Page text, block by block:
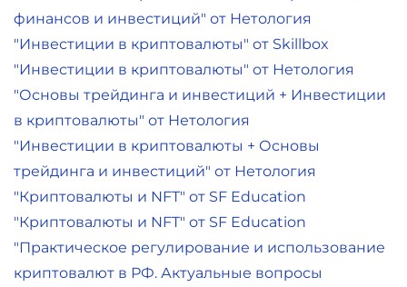
финансов и инвестиций" от Нетология
"Инвестиции в криптовалюты" от Skillbox
"Инвестиции в криптовалюты" от Нетология
"Основы трейдинга и инвестиций + Инвестиции
в криптовалюты" от Нетология
"Инвестиции в криптовалюты + Основы
трейдинга и инвестиций" от Нетология
"Криптовалюты и NFT" от SF Education
"Криптовалюты и NFT" от SF Education
"Практическое регулирование и использование
криптовалют в РФ. Актуальные вопросы